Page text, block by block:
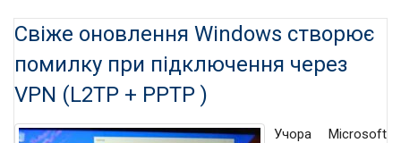
Свіже оновлення Windows створює
помилку при підключення через
VPN (L2TP + PPTP )
Учора Microsoft